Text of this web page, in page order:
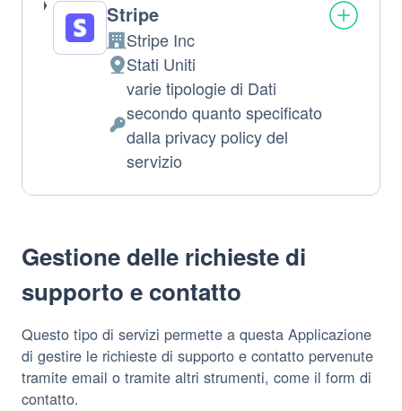
Stripe
Azienda:
Stripe Inc
Luogo
del
trattamento:
Stati Uniti
Dati
Personali
varie tipologie di Dati
secondo quanto specificato
dalla privacy policy del
servizio
Gestione delle richieste di
supporto e contatto
Questo tipo di servizi permette a questa Applicazione
di gestire le richieste di supporto e contatto pervenute
tramite email o tramite altri strumenti, come il form di
contatto.